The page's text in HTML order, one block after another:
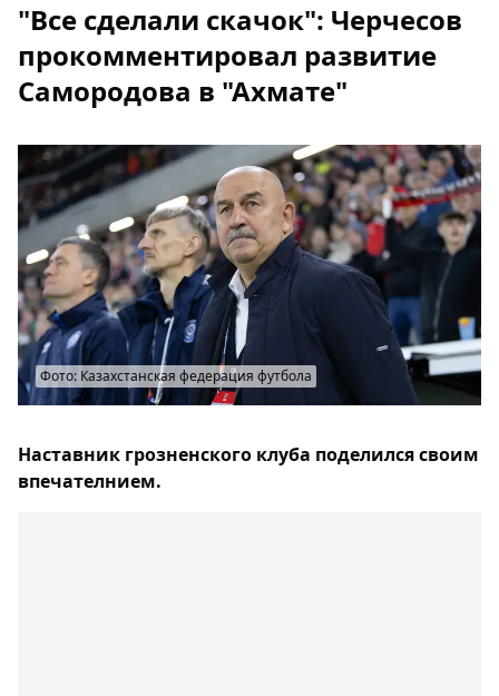
"Все сделали скачок": Черчесов
прокомментировал развитие
Самородова в "Ахмате"
Фото: Казахстанская федерация футбола
Наставник грозненского клуба поделился своим
впечателнием.